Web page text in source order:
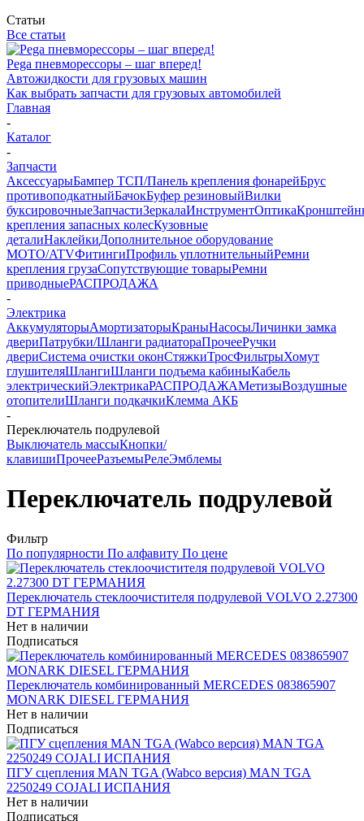
Статьи
Все статьи
Pega пневморессоры – шаг вперед!
Автожидкости для грузовых машин
Как выбрать запчасти для грузовых автомобилей
Главная
-
Каталог
-
Запчасти
АксессуарыБампер ТСП/Панель крепления фонарейБрус
противоподкатныйБачокБуфер резиновыйВилки
буксировочныеЗапчастиЗеркалаИнструментОптика
крепления запасных колесКузовные
деталиНаклейкиДополнительное оборудование
MOTO/ATVФитингиПрофиль уплотнительныйРемни
крепления грузаСопутствующие товарыРемни
приводныеРАСПРОДАЖА
-
Электрика
АккумуляторыАмортизаторыКраныНасосыЛичинки замка
двериПатрубки/Шланги радиатораПрочееРучки
двериСистема очистки оконСтяжкиТросФильтрыХомут
глушителяШлангиШланги подъема кабиныКабель
электрическийЭлектрикаРАСПРОДАЖАМетизыВоздушные
отопителиШланги подкачкиКлемма АКБ
-
Переключатель подрулевой
Выключатель массыКнопки/
клавишиПрочееРазъемыРелеЭмблемы
Переключатель подрулевой
Фильтр
По популярности По алфавиту По цене
Переключатель стеклоочистителя подрулевой VOLVO 2.27300
DT ГЕРМАНИЯ
Нет в наличии
Подписаться
Переключатель комбинированный MERCEDES 083865907
MONARK DIESEL ГЕРМАНИЯ
Нет в наличии
Подписаться
ПГУ сцепления MAN TGA (Wabco версия) MAN TGA
2250249 COJALI ИСПАНИЯ
Нет в наличии
Подписаться